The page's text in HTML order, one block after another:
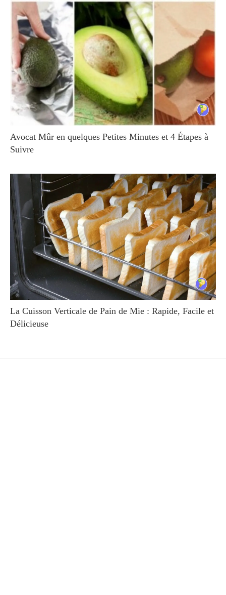
Avocat Mûr en quelques Petites Minutes et 4 Étapes à
Suivre
La Cuisson Verticale de Pain de Mie : Rapide, Facile et
Délicieuse